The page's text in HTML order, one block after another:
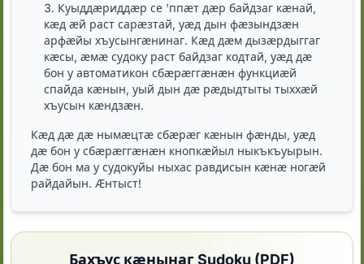
Куыддӕриддӕр се 'ппӕт дӕр байдзаг кӕнай,
кӕд ӕй раст сарӕзтай, уӕд дын фӕзындзӕн
арфӕйы хъусынгӕнинаг. Кӕд дӕм дызӕрдыггаг
кӕсы, ӕмӕ судоку раст байдзаг кодтай, уӕд дӕ
бон у автоматикон сбӕрӕггӕнӕн функциӕй
спайда кӕнын, уый дын дӕ рӕдыдтыты тыххӕй
хъусын кӕндзӕн.
Кӕд дӕ дӕ нымӕцтӕ сбӕрӕг кӕнын фӕнды, уӕд
дӕ бон у сбӕрӕггӕнӕн кнопкӕйыл ныкъкъуырын.
Дӕ бон ма у судокуйы ныхас равдисын кӕнӕ ногӕй
райдайын. Ӕнтыст!
Бахъус кӕнынаг Sudoku (PDF)